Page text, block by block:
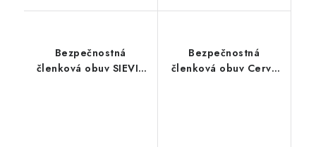
Bezpečnostná
členková obuv SIEVI -
Bezpečnostná
členková obuv Cerva